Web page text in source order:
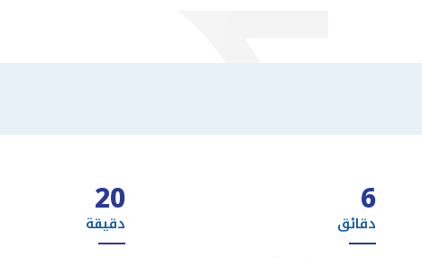
6
دقائق 20
دقيقة